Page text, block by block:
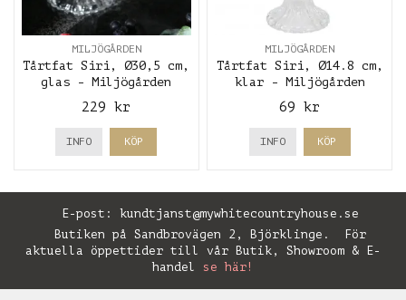
MILJÖGÅRDEN
Tårtfat Siri, Ø30,5 cm,
glas - Miljögården
229 kr
INFO KÖP
MILJÖGÅRDEN
Tårtfat Siri, Ø14.8 cm,
klar - Miljögården
69 kr
INFO KÖP
E-post: kundtjanst@mywhitecountryhouse.se
Butiken på Sandbrovägen 2, Björklinge. För
aktuella öppettider till vår Butik, Showroom & E-
handel se här!